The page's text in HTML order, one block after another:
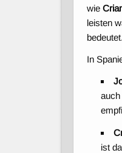
wie
leisten
bedeutet.
In
ist